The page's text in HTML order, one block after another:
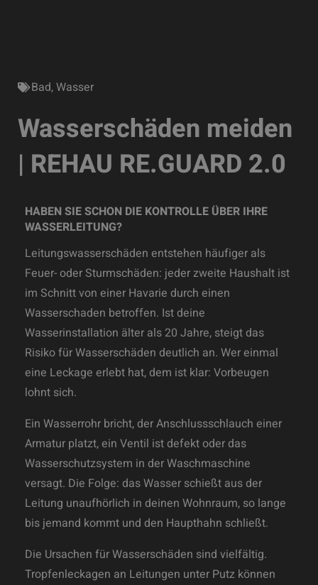
Bad,Wasser
Wasserschäden meiden
| REHAU RE.GUARD 2.0
HABEN SIE SCHON DIE KONTROLLE ÜBER IHRE
WASSERLEITUNG?
Leitungswasserschäden entstehen häufiger als
Feuer- oder Sturmschäden: jeder zweite Haushalt ist
im Schnitt von einer Havarie durch einen
Wasserschaden betroffen. Ist deine
Wasserinstallation älter als 20 Jahre, steigt das
Risiko für Wasserschäden deutlich an. Wer einmal
eine Leckage erlebt hat, dem ist klar: Vorbeugen
lohnt sich.
Ein Wasserrohr bricht, der Anschlussschlauch einer
Armatur platzt, ein Ventil ist defekt oder das
Wasserschutzsystem in der Waschmaschine
versagt. Die Folge: das Wasser schießt aus der
Leitung unaufhörlich in deinen Wohnraum, so lange
bis jemand kommt und den Haupthahn schließt.
Die Ursachen für Wasserschäden sind vielfältig.
Tropfenleckagen an Leitungen unter Putz können